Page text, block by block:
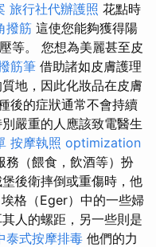
旅行社代辦護照 花點時
撥筋 這使您能夠獲得陽
等。 您想為美麗甚至皮
筋筆 借助諸如皮膚護理
地，因此化妝品在皮膚
後的症狀通常不會持續
嚴重的人應該致電醫生
按摩執照 optimization
務（餵食，飲酒等）扮
後衛摔倒或重傷時，他
埃格（Eger）中的一些婦
人的螺距，另一些則是
泰式按摩排毒 他們的力